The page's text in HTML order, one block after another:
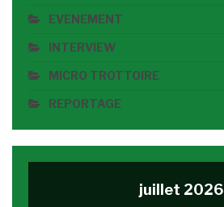
EVENEMENT
INTERVIEW
MICRO TROTTOIRE
REPORTAGE
juillet 2026